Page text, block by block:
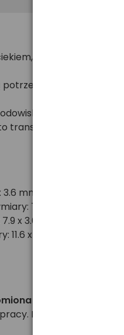
do 7 dni po
transport i
mm)
7.9 x 5.4 mm)
x 3.6 mm)
x 5.4 mm)
w urządzeniu.
Podczas